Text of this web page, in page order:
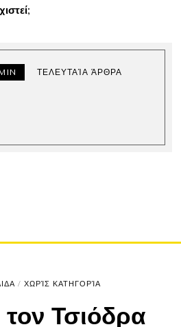
ΤΕΛΕΥΤΑΊΑ ΆΡΘΡΑ
/ ΧΩΡΊΣ ΚΑΤΗΓΟΡΊΑ
Τσιόδρα